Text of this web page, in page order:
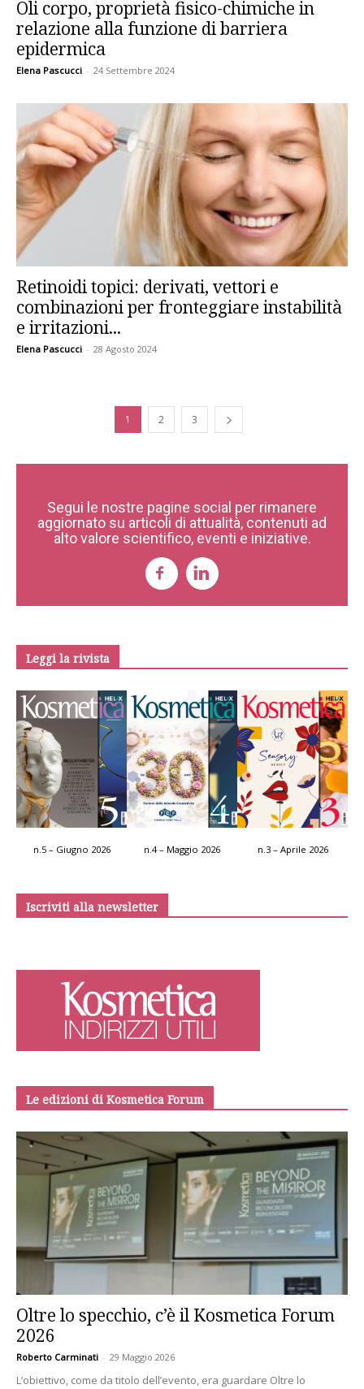
Oli corpo, proprietà fisico-chimiche in
relazione alla funzione di barriera
epidermica
Elena Pascucci - 24 Settembre 2024
Retinoidi topici: derivati, vettori e
combinazioni per fronteggiare instabilità
e irritazioni...
Elena Pascucci - 28 Agosto 2024
1 2 3
Segui le nostre pagine social per rimanere
aggiornato su articoli di attualità, contenuti ad
alto valore scientifico, eventi e iniziative.
Leggi la rivista
n.5 – Giugno 2026 n.4 – Maggio 2026 n.3 – Aprile 2026
Iscriviti alla newsletter
Le edizioni di Kosmetica Forum
Oltre lo specchio, c’è il Kosmetica Forum
2026
Roberto Carminati - 29 Maggio 2026
L’obiettivo, come da titolo dell’evento, era guardare Oltre lo